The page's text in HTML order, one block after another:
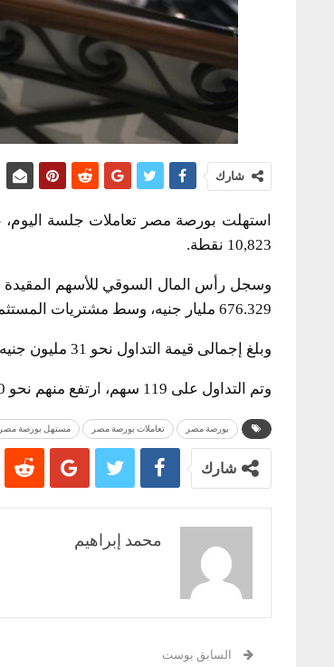
شارك
10,823 نقطة.
676.329 مليار جنيه، وسط مشتريات المستثمرين العرب
وبلغ إجمالى قيمة التداول نحو 31 مليون جنيه فى حين بلغت كمية التداول 13.9 مليون ورقة منفذة على 1.4 ألف عملية.
وتم التداول على 119 سهم، ارتفع منهم نحو 30 سهم، وانخفض نحو 11 سهم، ولم تتغير مستويات 78 سهم
بورصة مصر تعاملات بورصة مصر مستهل بورصة مصر
شارك
محمد إبراهيم
السابق بوست